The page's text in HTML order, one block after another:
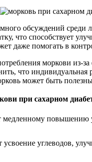
обсуждений среди
что способствует
даже помогать в
моркови из-
что
может быть
при сахарном
медленному повышению
усвоение углеводов,